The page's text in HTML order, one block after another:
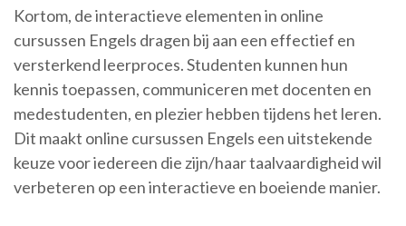
Kortom, de interactieve elementen in online
cursussen Engels dragen bij aan een effectief en
versterkend leerproces. Studenten kunnen hun
kennis toepassen, communiceren met docenten en
medestudenten, en plezier hebben tijdens het leren.
Dit maakt online cursussen Engels een uitstekende
keuze voor iedereen die zijn/haar taalvaardigheid wil
verbeteren op een interactieve en boeiende manier.